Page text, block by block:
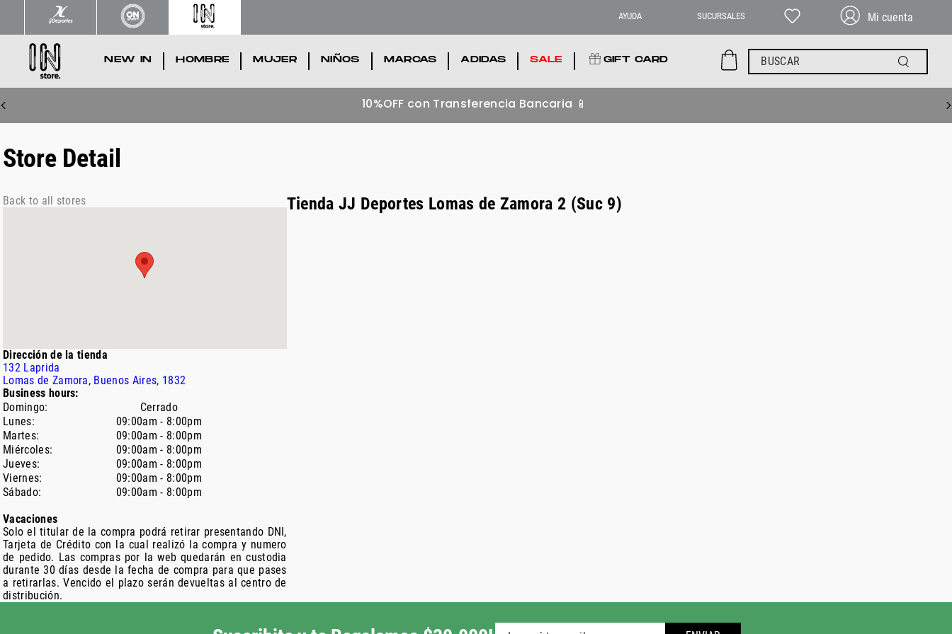
AYUDA SUCURSALES
NEW IN HOMBRE MUJER NIÑOS MARCAS ADIDAS SALE GIFT CARD BUSCAR
10%OFF con Transferencia Bancaria 📱
Store Detail
Back to all stores
Dirección de la tienda
132 Laprida
Lomas de Zamora, Buenos Aires, 1832
Business hours:
Domingo:
Cerrado
Lunes:
09:00am - 8:00pm
Martes:
09:00am - 8:00pm
Miércoles:
09:00am - 8:00pm
Jueves:
09:00am - 8:00pm
Viernes:
09:00am - 8:00pm
Sábado:
09:00am - 8:00pm
Vacaciones
Solo el titular de la compra podrá retirar presentando DNI,
Tarjeta de Crédito con la cual realizó la compra y numero
de pedido. Las compras por la web quedarán en custodia
durante 30 días desde la fecha de compra para que pases
a retirarlas. Vencido el plazo serán devueltas al centro de
distribución.
Tienda JJ Deportes Lomas de Zamora 2 (Suc 9)